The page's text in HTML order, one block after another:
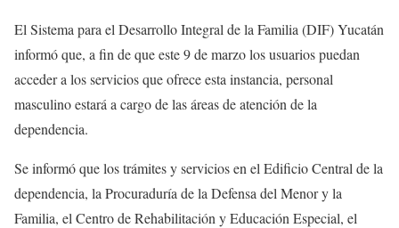
El Sistema para el Desarrollo Integral de la Familia (DIF) Yucatán
informó que, a fin de que este 9 de marzo los usuarios puedan
acceder a los servicios que ofrece esta instancia, personal
masculino estará a cargo de las áreas de atención de la
dependencia.
Se informó que los trámites y servicios en el Edificio Central de la
dependencia, la Procuraduría de la Defensa del Menor y la
Familia, el Centro de Rehabilitación y Educación Especial, el